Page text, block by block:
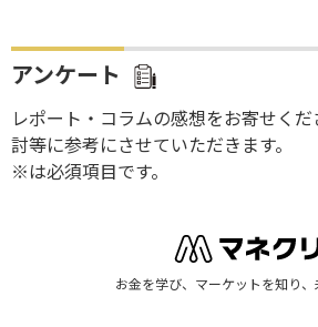
アンケート
レポート・コラムの感想をお寄せく
討等に参考にさせていただきます。
※は必須項目です。
お金を学び、マーケットを知り、